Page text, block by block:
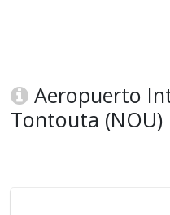
Aeropuerto
Tontouta (NOU)